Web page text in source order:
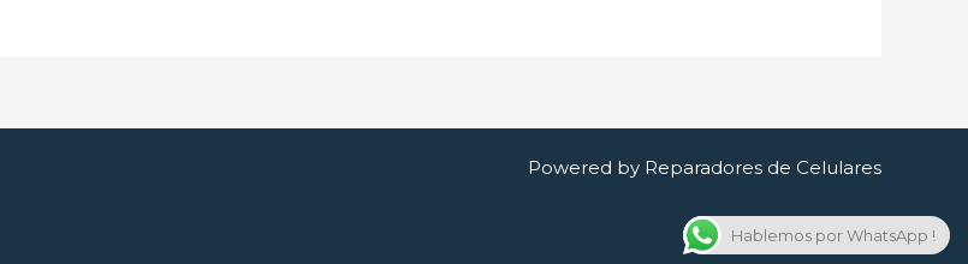
Powered by Reparadores de Celulares
Hablemos por WhatsApp !